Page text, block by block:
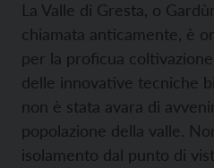
La Valle di Gresta, o
chiamata anticamente, è
per la proficua
delle innovative tecniche
non è stata avara di
popolazione della valle.
isolamento dal punto di